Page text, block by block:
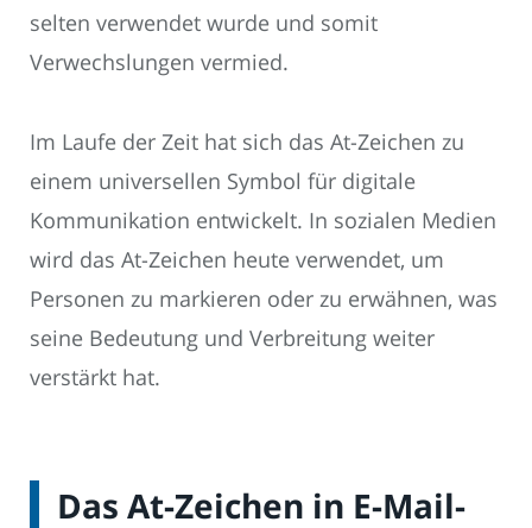
selten verwendet wurde und somit
Verwechslungen vermied.
Im Laufe der Zeit hat sich das At-Zeichen zu
einem universellen Symbol für digitale
Kommunikation entwickelt. In sozialen Medien
wird das At-Zeichen heute verwendet, um
Personen zu markieren oder zu erwähnen, was
seine Bedeutung und Verbreitung weiter
verstärkt hat.
Das At-Zeichen in E-Mail-